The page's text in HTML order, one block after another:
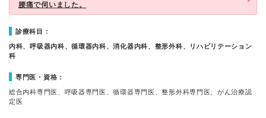
腰痛で伺いました。
診療科目：
内科、呼吸器内科、循環器内科、消化器内科、整形外科、リハビリテーション
科
専門医・資格：
総合内科専門医、呼吸器専門医、循環器専門医、整形外科専門医、がん治療認
定医